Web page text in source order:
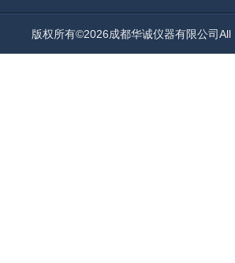
版权所有©2026成都华诚仪器有限公司